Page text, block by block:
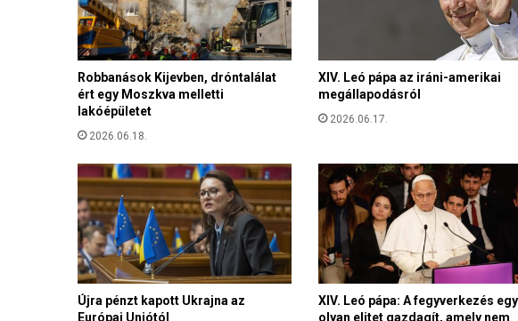
é
k
e
g
y
e
s
l
e
t
e
s
z
á
n
s
z
r
a
a
g
y
Robbanások Kijevben, dróntalálat
ért egy Moszkva melletti
lakóépületet
2026.06.18.
XIV. Leó pápa az iráni-amerikai
megállapodásról
2026.06.17.
Újra pénzt kapott Ukrajna az
Európai Uniótól
XIV. Leó pápa: A fegyverkezés egy
olyan elitet gazdagít, amely nem